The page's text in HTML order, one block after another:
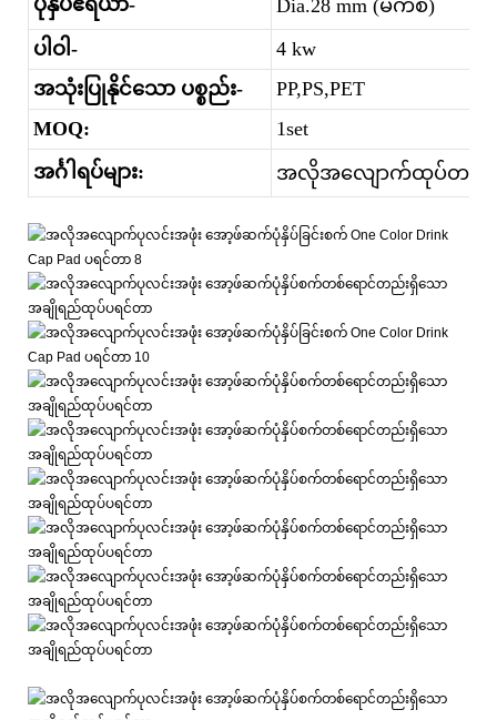
ပုံနှိပ်ဧရိယာ-
Dia.28 mm (မက်စ်)
ပါဝါ-
4 kw
အသုံးပြုနိုင်သော ပစ္စည်း-
PP,PS,PET
MOQ:
1set
အင်္ဂါရပ်များ:
အလိုအလျောက်ထုပ်တန်းစီခ